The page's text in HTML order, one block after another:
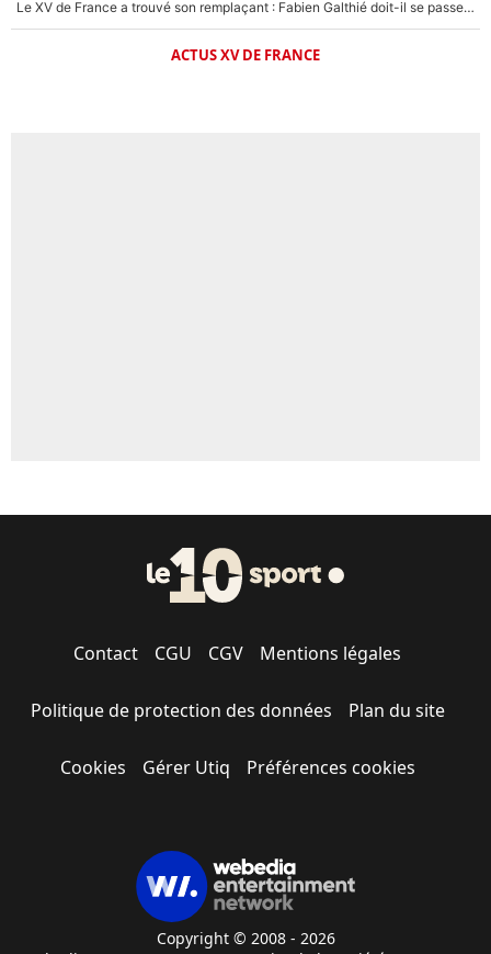
Le XV de France a trouvé son remplaçant : Fabien Galthié doit-il se passer d'Antoine Dupont ?
ACTUS XV DE FRANCE
Contact CGU CGV Mentions légales
Politique de protection des données Plan du site
Cookies Gérer Utiq Préférences cookies
Copyright © 2008 - 2026